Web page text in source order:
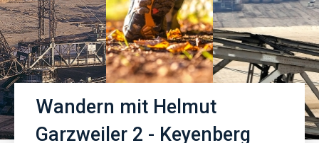
Wandern mit Helmut
Garzweiler 2 - Keyenberg